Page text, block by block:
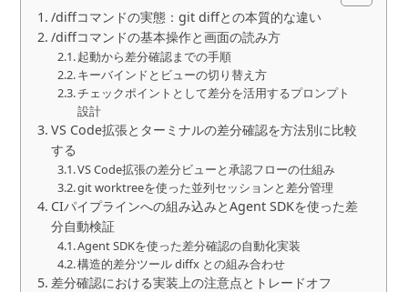
/diffコマンドの実態：git diffとの本質的な違い
/diffコマンドの基本操作と画面の読み方
起動から差分確認までの手順
キーバインドとビューの切り替え方
チェックポイントとして差分を活用するプロンプト
設計
VS Code拡張とターミナルの差分確認を方法別に比較
する
VS Code拡張の差分ビューと承認フローの仕組み
git worktreeを使った並列セッションと差分管理
CIパイプラインへの組み込みとAgent SDKを使った差
分自動検証
Agent SDKを使った差分確認の自動化実装
構造的差分ツール diffx との組み合わせ
差分確認における実装上の注意点とトレードオフ